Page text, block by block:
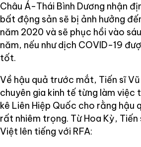
Châu Á-Thái Bình Dương nhận
bất động sản sẽ bị ảnh hưởng
năm 2020 và sẽ phục hồi vào
năm, nếu như dịch COVID-19
tốt.
Về hậu quả trước mắt, Tiến sĩ
chuyên gia kinh tế từng làm việc
kê Liên Hiệp Quốc cho rằng hậu
rất nhiêm trọng. Từ Hoa Kỳ, Tiến
Việt lên tiếng với RFA: